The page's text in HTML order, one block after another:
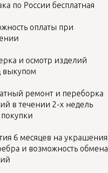
ремонт и переборка
в течении 2-х недель
и осмотр изделий
выкупом
6 месяцев на украшения
и возможность обмена
оплаты при
по России бесплатная